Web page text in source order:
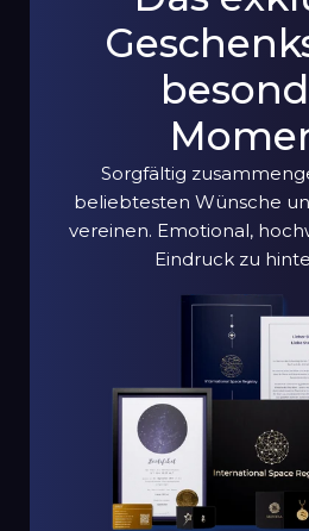
Sorgfältig
beliebtesten Wünsche
vereinen. Emotional,
Eindruck zu